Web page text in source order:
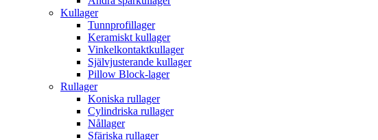
Kullager
Tunnprofillager
Keramiskt kullager
Vinkelkontaktkullager
Självjusterande kullager
Pillow Block-lager
Rullager
Koniska rullager
Cylindriska rullager
Nållager
Sfäriska rullager